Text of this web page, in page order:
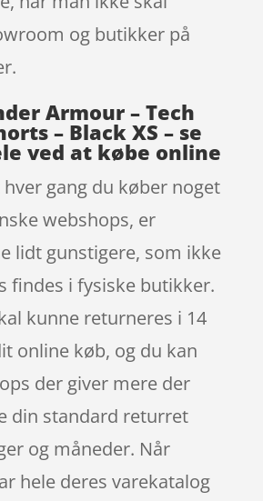
og butikker på
Armour – Tech
– Black XS – se
ved at købe online
gang du køber noget
webshops, er
lidt gunstigere, som ikke
findes i fysiske butikker.
kunne returneres i 14
online køb, og du kan
der giver mere der
din standard returret
og måneder. Når
hele deres varekatalog